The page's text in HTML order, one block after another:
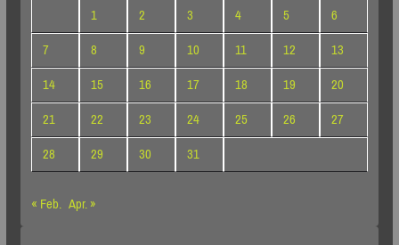
1
2 3 4 5
6
7
8 9 10 11 12
13
14
15 16 17 18 19
20
21
22 23 24 25 26
27
28
29 30
31
« Feb. Apr. »